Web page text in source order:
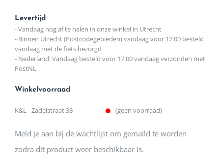
Levertijd
- Vandaag nog af te halen in onze winkel in Utrecht
- Binnen Utrecht (Postcodegebieden) vandaag voor 17:00 besteld
vandaag met de fiets bezorgd
- Nederland: Vandaag besteld voor 17:00 vandaag verzonden met
PostNL
Winkelvoorraad
K&L - Zadelstraat 38 (geen voorraad)
Meld je aan bij de wachtlijst om gemaild te worden
zodra dit product weer beschikbaar is.